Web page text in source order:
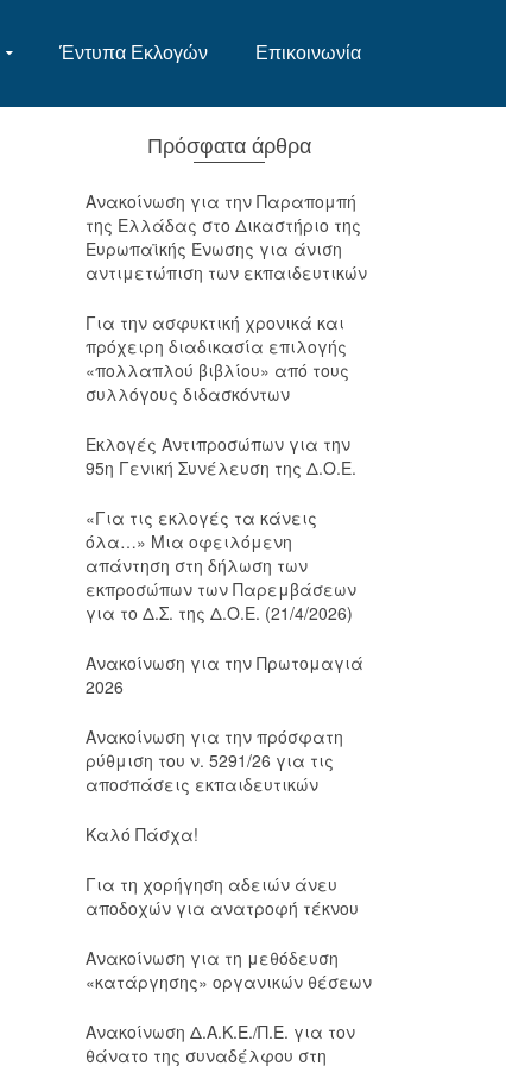
Έντυπα Εκλογών Επικοινωνία
Πρόσφατα άρθρα
Ανακοίνωση για την Παραπομπή
της Ελλάδας στο Δικαστήριο της
Ευρωπαϊκής Ένωσης για άνιση
αντιμετώπιση των εκπαιδευτικών
Για την ασφυκτική χρονικά και
πρόχειρη διαδικασία επιλογής
«πολλαπλού βιβλίου» από τους
συλλόγους διδασκόντων
Εκλογές Αντιπροσώπων για την
95η Γενική Συνέλευση της Δ.Ο.Ε.
«Για τις εκλογές τα κάνεις
όλα…» Μια οφειλόμενη
απάντηση στη δήλωση των
εκπροσώπων των Παρεμβάσεων
για το Δ.Σ. της Δ.Ο.Ε. (21/4/2026)
Ανακοίνωση για την Πρωτομαγιά
2026
Ανακοίνωση για την πρόσφατη
ρύθμιση του ν. 5291/26 για τις
αποσπάσεις εκπαιδευτικών
Καλό Πάσχα!
Για τη χορήγηση αδειών άνευ
αποδοχών για ανατροφή τέκνου
Ανακοίνωση για τη μεθόδευση
«κατάργησης» οργανικών θέσεων
Ανακοίνωση Δ.Α.Κ.Ε./Π.Ε. για τον
θάνατο της συναδέλφου στη